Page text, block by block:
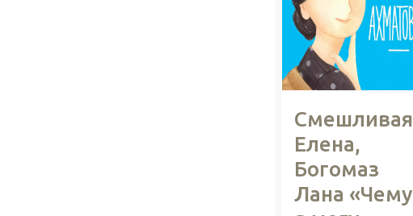
Смешливая
Елена,
Богомаз
Лана «Чему